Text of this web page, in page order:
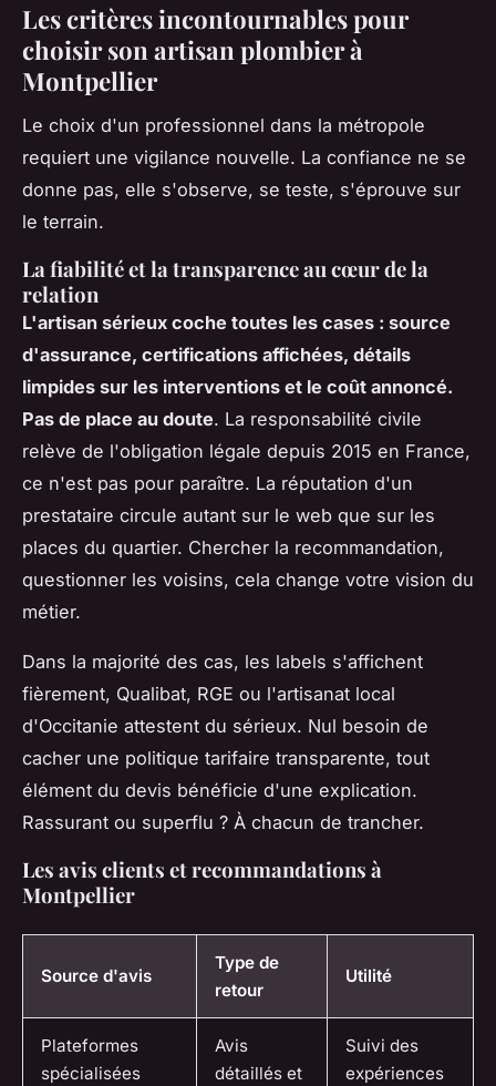
Les critères incontournables pour
choisir son artisan plombier à
Montpellier
Le choix d'un professionnel dans la métropole
requiert une vigilance nouvelle. La confiance ne se
donne pas, elle s'observe, se teste, s'éprouve sur
le terrain.
La fiabilité et la transparence au cœur de la
relation
L'artisan sérieux coche toutes les cases : source
d'assurance, certifications affichées, détails
limpides sur les interventions et le coût annoncé.
Pas de place au doute. La responsabilité civile
relève de l'obligation légale depuis 2015 en France,
ce n'est pas pour paraître. La réputation d'un
prestataire circule autant sur le web que sur les
places du quartier. Chercher la recommandation,
questionner les voisins, cela change votre vision du
métier.
Dans la majorité des cas, les labels s'affichent
fièrement, Qualibat, RGE ou l'artisanat local
d'Occitanie attestent du sérieux. Nul besoin de
cacher une politique tarifaire transparente, tout
élément du devis bénéficie d'une explication.
Rassurant ou superflu ? À chacun de trancher.
Les avis clients et recommandations à
Montpellier
Source d'avis
Type de
retour
Utilité
Plateformes
spécialisées
Avis
détaillés et
Suivi des
expériences